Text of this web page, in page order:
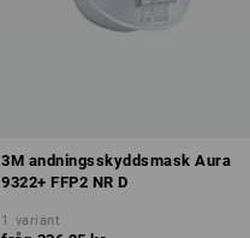
3M andningsskyddsmask Aura
9322+ FFP2 NR D
1 variant